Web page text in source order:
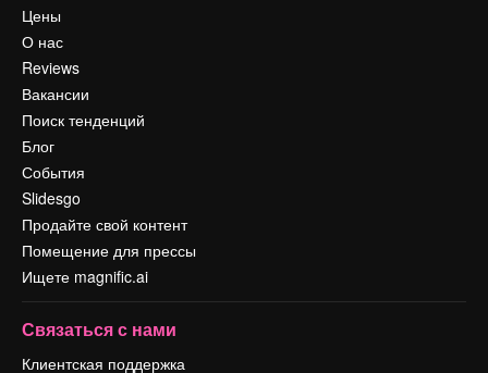
Цены
О нас
Reviews
Вакансии
Поиск тенденций
Блог
События
Slidesgo
Продайте свой контент
Помещение для прессы
Ищете magnific.ai
Связаться с нами
Клиентская поддержка